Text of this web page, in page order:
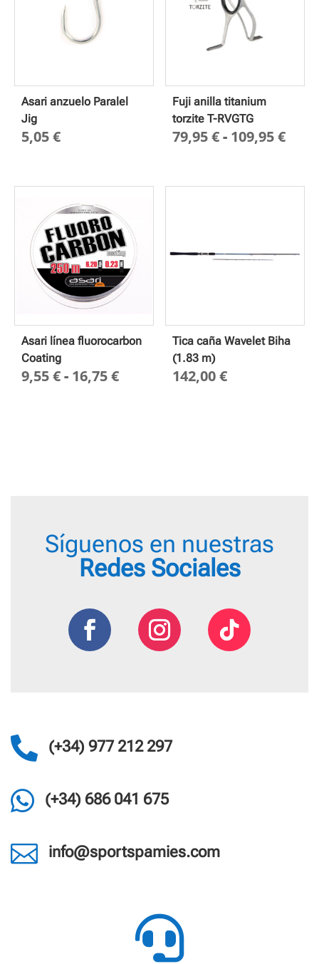
Asari anzuelo Paralel
Jig
5,05€
Fuji anilla titanium
torzite T-RVGTG
79,95€- 109,95€
Asari línea fluorocarbon
Coating
9,55€- 16,75€Rango
Tica caña Wavelet Biha
(1.83 m)
142,00€
Síguenos en nuestras
Redes Sociales
 (+34) 977 212 297
 (+34) 686 041 675
 info@sportspamies.com
